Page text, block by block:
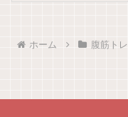
ホーム 腹筋トレ